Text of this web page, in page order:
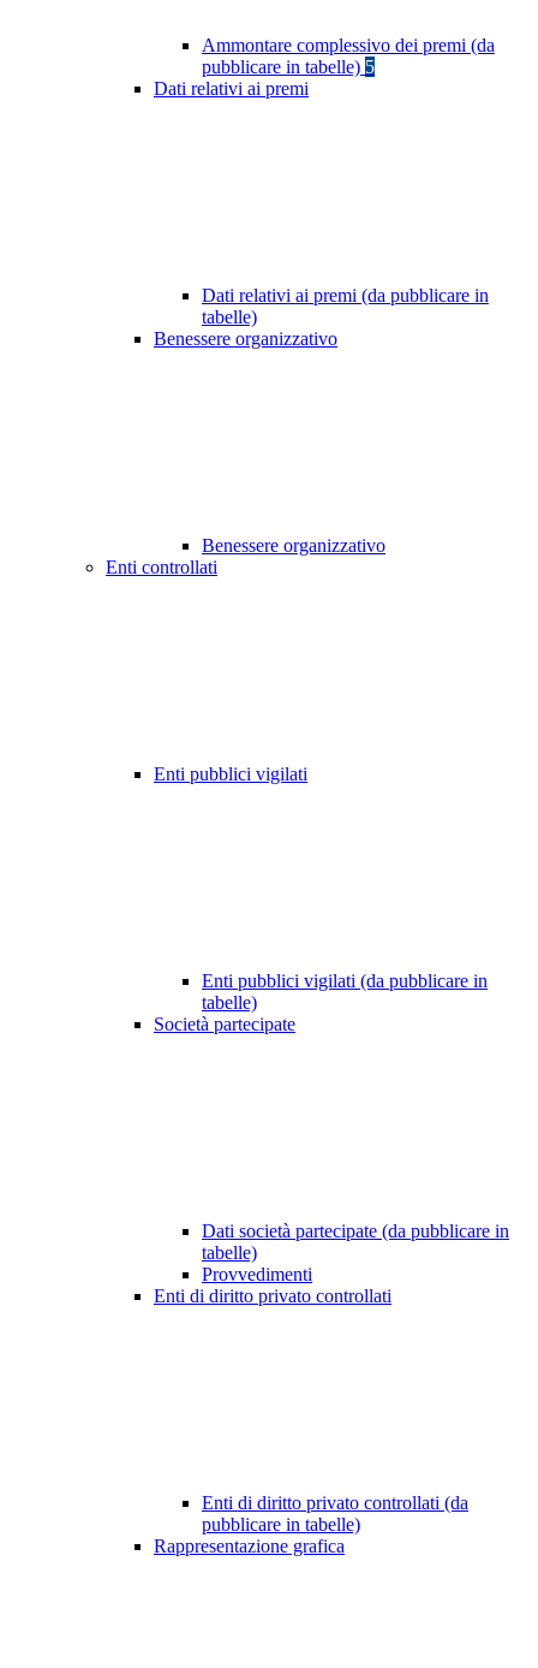
Ammontare complessivo dei premi (da
pubblicare in tabelle) 5
Dati relativi ai premi
Dati relativi ai premi (da pubblicare in
tabelle)
Benessere organizzativo
Benessere organizzativo
Enti controllati
Enti pubblici vigilati
Enti pubblici vigilati (da pubblicare in
tabelle)
Società partecipate
Dati società partecipate (da pubblicare in
tabelle)
Provvedimenti
Enti di diritto privato controllati
Enti di diritto privato controllati (da
pubblicare in tabelle)
Rappresentazione grafica